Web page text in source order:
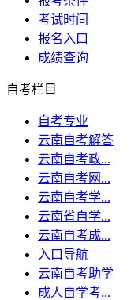
考试时间
报名入口
成绩查询
自考栏目
自考专业
云南自考解答
云南自考政...
云南自考网...
云南自考学...
云南省自学...
云南自考成...
入口导航
云南自考助学
成人自学考...